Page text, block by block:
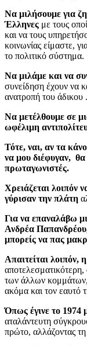
Να μιλήσουμε για
Έλληνες με τους
και να τους
κοινωνίας είμαστε,
το πολιτικό σύστημα.
Να μιλάμε και να
συνείδηση έχουν να
ανατροπή του άδικου .
Να μετέλθουμε σε
ωφέλιμη
Τότε, ναι, αν τα
να μου διέφυγαν, θα
πρωταγωνιστές.
Χρειάζεται λοιπόν
γύρισαν την πλάτη
Για να επαναλάβω
Ανδρέα
μπορείς να πας
Απαιτείται λοιπόν,
αποτελεσματικότερη,
των άλλων
ακόμα και τον εαυτό
Όπως έγινε το 1974
αταλάντευτη
πρώτο, αλλάζοντας